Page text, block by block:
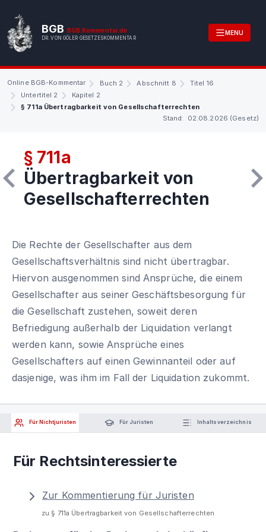
BGB BGB.Kommentar.de
DR. VON GÖLER GESETZESKOMMENTAR
MENU
Online BGB-Kommentar Buch 2 Abschnitt 8
Titel 16
Untertitel 2
Kapitel 2
§ 711a Übertragbarkeit von Gesellschafterrechten
Stand: 02.08.2026 (Gesetz)
§ 711a
Übertragbarkeit von
Gesellschafterrechten
Die Rechte der Gesellschafter aus dem
Gesellschaftsverhältnis sind nicht übertragbar.
Hiervon ausgenommen sind Ansprüche, die einem
Gesellschafter aus seiner Geschäftsbesorgung für
die Gesellschaft zustehen, soweit deren
Befriedigung außerhalb der Liquidation verlangt
werden kann, sowie Ansprüche eines
Gesellschafters auf einen Gewinnanteil oder auf
dasjenige, was ihm im Fall der Liquidation zukommt.
Für Nichtjuristen Für Juristen Inhaltsverzeichnis
Für Rechtsinteressierte
Zur Kommentierung für Juristen
zu § 711a Übertragbarkeit von Gesellschafterrechten